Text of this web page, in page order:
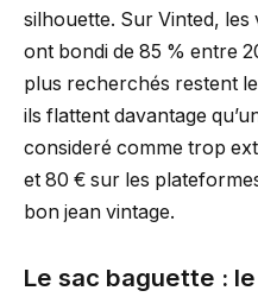
silhouette. Sur Vinted, les
ont bondi de 85 % entre
plus recherchés restent
ils flattent davantage
consideré comme trop
et 80 € sur les
bon jean vintage.
Le sac baguette :